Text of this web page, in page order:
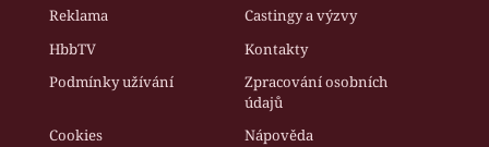
Reklama
Castingy a výzvy
HbbTV
Kontakty
Podmínky užívání
Zpracování osobních
údajů
Cookies
Nápověda